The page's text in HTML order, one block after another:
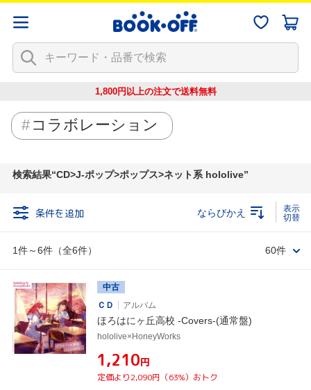
1,800円以上の注文で送料無料
コラボレーション
検索結果 CD>J-ポップ>ポップス>ネット系 hololive
条件を追加
1件～6件（全6件）
ならびかえ
60件
中古
ＣＤ
アルバム
ほろはにヶ丘高校 -Covers-(通常盤)
hololive×HoneyWorks
¥1,210円
定価より2,090円（63%）おトク